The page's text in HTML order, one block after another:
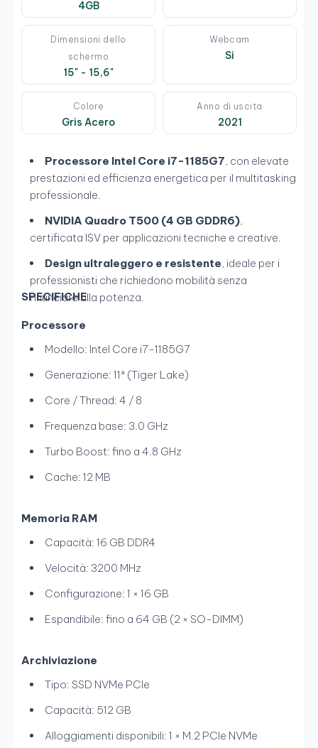
4GB
Dimensioni dello
schermo
15" - 15,6"
Webcam
Si
Colore
Gris Acero
Anno di uscita
2021
Processore Intel Core i7-1185G7, con elevate
prestazioni ed efficienza energetica per il multitasking
professionale.
NVIDIA Quadro T500 (4 GB GDDR6),
certificata ISV per applicazioni tecniche e creative.
Design ultraleggero e resistente, ideale per i
professionisti che richiedono mobilità senza
rinunciare alla potenza.
SPECIFICHE
Processore
Modello: Intel Core i7-1185G7
Generazione: 11ª (Tiger Lake)
Core / Thread: 4 / 8
Frequenza base: 3.0 GHz
Turbo Boost: fino a 4.8 GHz
Cache: 12 MB
Memoria RAM
Capacità: 16 GB DDR4
Velocità: 3200 MHz
Configurazione: 1 × 16 GB
Espandibile: fino a 64 GB (2 × SO-DIMM)
Archiviazione
Tipo: SSD NVMe PCIe
Capacità: 512 GB
Alloggiamenti disponibili: 1 × M.2 PCIe NVMe